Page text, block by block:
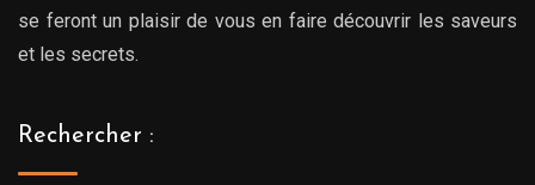
se feront un plaisir de vous en faire découvrir les saveurs
et les secrets.
Rechercher :